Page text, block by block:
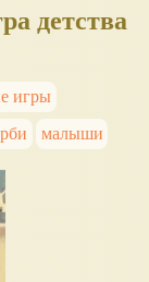
детства
игры
малыши